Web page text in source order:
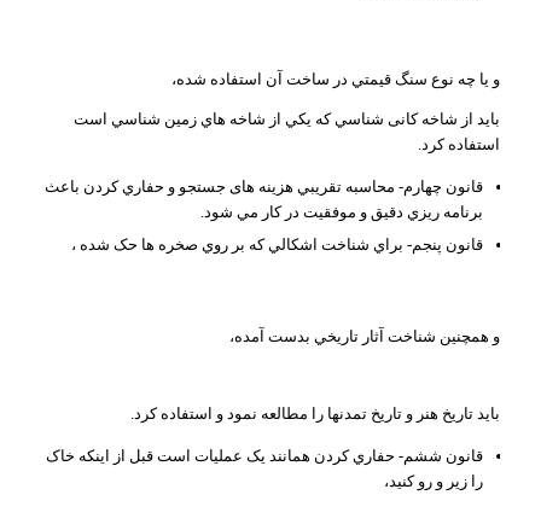
و يا چه نوع سنگ قيمتي در ساخت آن استفاده شده،
بايد از شاخه کانی شناسي که يکي از شاخه هاي زمين شناسي است
استفاده کرد.
قانون چهارم- محاسبه تقريبي هزينه های جستجو و حفاري کردن باعث
برنامه ريزي دقيق و موفقيت در کار مي شود.
قانون پنجم- براي شناخت اشکالي که بر روي صخره ها حک شده ،
و همچنين شناخت آثار تاريخي بدست آمده،
بايد تاريخ هنر و تاريخ تمدنها را مطالعه نمود و استفاده کرد.
قانون ششم- حفاري کردن همانند يک عمليات است قبل از اينکه خاک
را زير و رو کنيد،